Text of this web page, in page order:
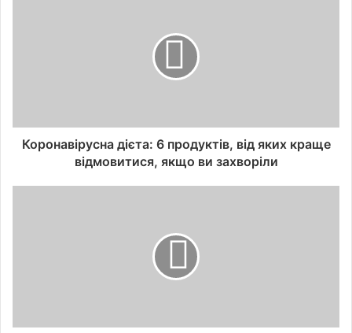
Коронавірусна дієта: 6 продуктів, від яких краще
відмовитися, якщо ви захворіли